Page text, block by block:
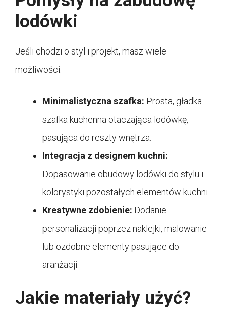
lodówki
Jeśli chodzi o styl i projekt, masz wiele
możliwości:
Minimalistyczna szafka: Prosta, gładka
szafka kuchenna otaczająca lodówkę,
pasująca do reszty wnętrza.
Integracja z designem kuchni:
Dopasowanie obudowy lodówki do stylu i
kolorystyki pozostałych elementów kuchni.
Kreatywne zdobienie: Dodanie
personalizacji poprzez naklejki, malowanie
lub ozdobne elementy pasujące do
aranżacji.
Jakie materiały użyć?